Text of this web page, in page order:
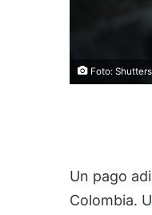
Foto:
Un pago
Colombia.